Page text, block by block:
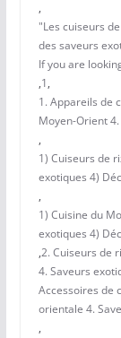
,
"Les cuiseurs
des saveurs
If you are
,1,
1. Appareils de
Moyen-Orient
,
1) Cuiseurs de
exotiques 4)
,
1) Cuisine du
exotiques 4)
,2. Cuiseurs de
4. Saveurs
Accessoires de
orientale 4.
,